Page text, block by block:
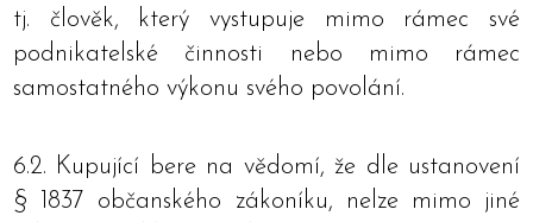
tj. člověk, který vystupuje mimo rámec své
podnikatelské činnosti nebo mimo rámec
samostatného výkonu svého povolání.
6.2. Kupující bere na vědomí, že dle ustanovení
§ 1837 občanského zákoníku, nelze mimo jiné